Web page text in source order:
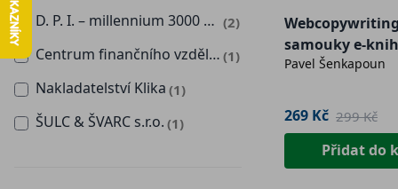
D. P. I. – millennium 3000 – services, s.r.o. (2)
Centrum finančního vzdělávání (1)
Nakladatelství Klika (1)
ŠULC & ŠVARC s.r.o. (1)
samouky e-
Pavel Šenkapoun
269 Kč 299 Kč
Přidat do